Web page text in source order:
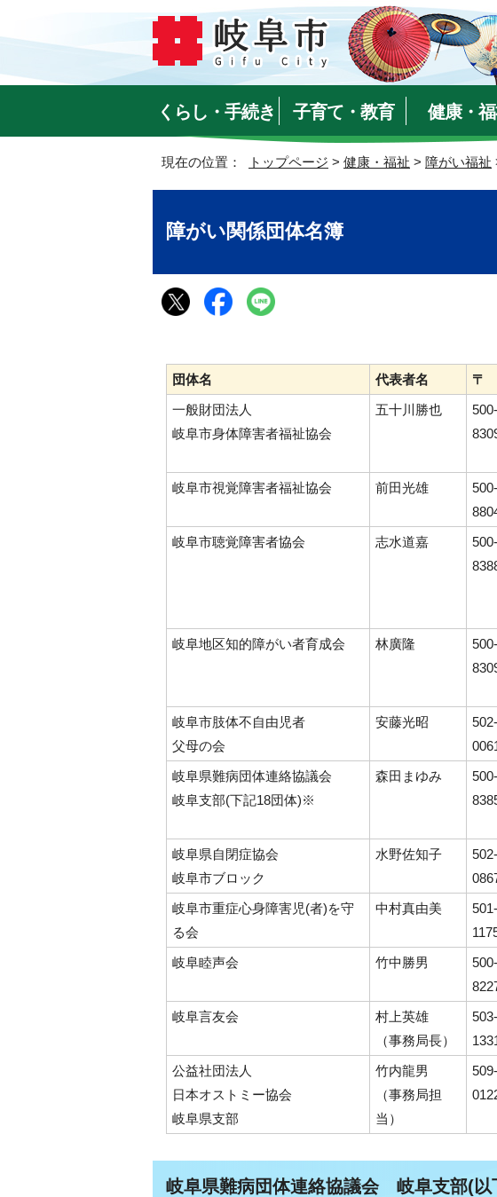
くらし・手続き 子育て・教育 健康・
現在の位置： トップページ > 健康・福祉 > 障がい福祉
障がい関係団体名簿
団体名 代表者名 〒
一般財団法人
岐阜市身体障害者福祉協会
五十川勝也
500-
岐阜市視覚障害者福祉協会 前田光雄
500-
岐阜市聴覚障害者協会 志水道嘉
500-
岐阜地区知的障がい者育成会 林廣隆
500-
岐阜市肢体不自由児者
父母の会
安藤光昭
502-
岐阜県難病団体連絡協議会
岐阜支部(下記18団体)※
森田まゆみ
500-
岐阜県自閉症協会
岐阜市ブロック
水野佐知子
502-
岐阜市重症心身障害児(者)を守
る会
中村真由美
501-
岐阜睦声会 竹中勝男
500-
岐阜言友会
村上英雄
（事務局長）
503-
公益社団法人
日本オストミー協会
岐阜県支部
竹内龍男
（事務局担
当）
509-
岐阜県難病団体連絡協議会 岐阜支部(